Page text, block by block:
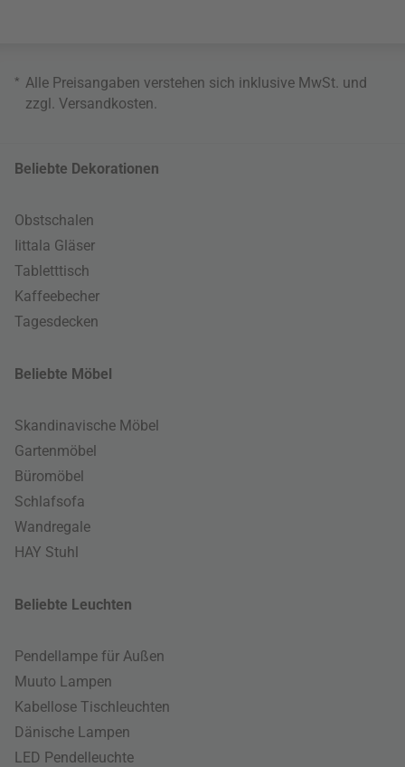
* Alle Preisangaben verstehen sich inklusive MwSt. und
zzgl. Versandkosten
Beliebte Dekorationen
Obstschalen
Iittala Gläser
Tabletttisch
Kaffeebecher
Tagesdecken
Beliebte Möbel
Skandinavische Möbel
Gartenmöbel
Büromöbel
Schlafsofa
Wandregale
HAY Stuhl
Beliebte Leuchten
Pendellampe für Außen
Muuto Lampen
Kabellose Tischleuchten
Dänische Lampen
LED Pendelleuchte